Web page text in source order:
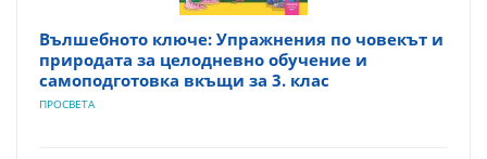
Вълшебното ключе: Упражнения по човекът и
природата за целодневно обучение и
самоподготовка вкъщи за 3. клас
ПРОСВЕТА